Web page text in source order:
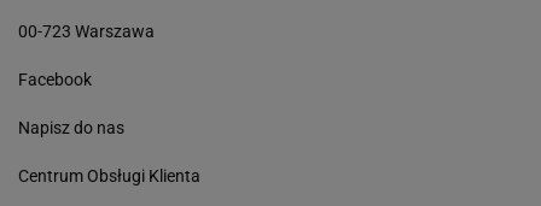
00-723 Warszawa
Facebook
Napisz do nas
Centrum Obsługi Klienta